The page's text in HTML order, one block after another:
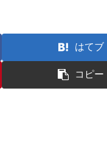
はてブ
コピー